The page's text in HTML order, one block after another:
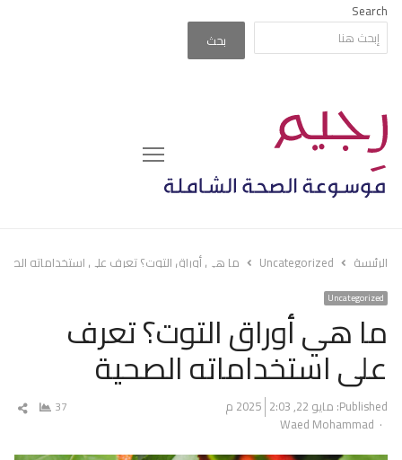
Search
بحث
Menu
الرئيسة Uncategorized ما هي أوراق التوت؟ تعرف على استخداماته
Uncategorized
ما هي أوراق التوت؟ تعرف
على استخداماته الصحية
Published: مايو 22, 2025 2:03 م
Author
Waed Mohammad
37